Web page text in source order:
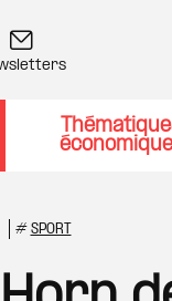
# SPORT